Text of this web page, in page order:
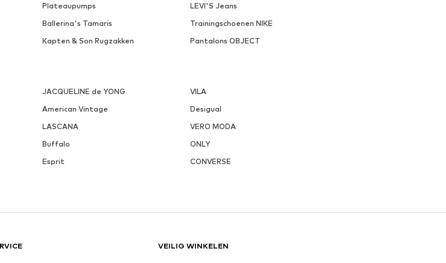
Plateaupumps
LEVI'S Jeans
Ballerina's Tamaris
Trainingschoenen NIKE
Kapten & Son Rugzakken Pantalons OBJECT
JACQUELINE de YONG
VILA
American Vintage
Desigual
LASCANA
VERO MODA
Buffalo
ONLY
Esprit CONVERSE
VEILIG WINKELEN